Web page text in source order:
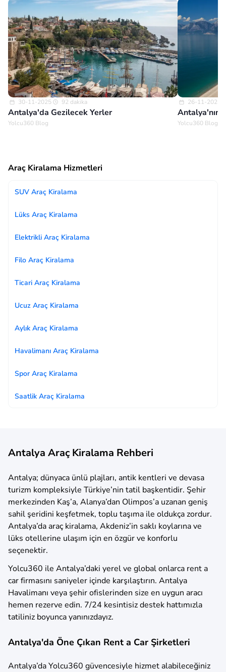
30-11-2025 92 dakika
Antalya'da Gezilecek Yerler
Yolcu360 Blog
26-11-2025
Antalya'nın
Yolcu360 Blog
Araç Kiralama Hizmetleri
SUV Araç Kiralama
Lüks Araç Kiralama
Elektrikli Araç Kiralama
Filo Araç Kiralama
Ticari Araç Kiralama
Ucuz Araç Kiralama
Aylık Araç Kiralama
Havalimanı Araç Kiralama
Spor Araç Kiralama
Saatlik Araç Kiralama
Antalya Araç Kiralama Rehberi
Antalya; dünyaca ünlü plajları, antik kentleri ve devasa
turizm kompleksiyle Türkiye’nin tatil başkentidir. Şehir
merkezinden Kaş’a, Alanya’dan Olimpos’a uzanan geniş
sahil şeridini keşfetmek, toplu taşıma ile oldukça zordur.
Antalya’da araç kiralama, Akdeniz’in saklı koylarına ve
lüks otellerine ulaşım için en özgür ve konforlu
seçenektir.
Yolcu360 ile Antalya’daki yerel ve global onlarca rent a
car firmasını saniyeler içinde karşılaştırın. Antalya
Havalimanı veya şehir ofislerinden size en uygun aracı
hemen rezerve edin. 7/24 kesintisiz destek hattımızla
tatiliniz boyunca yanınızdayız.
Antalya'da Öne Çıkan Rent a Car Şirketleri
Antalya’da Yolcu360 güvencesiyle hizmet alabileceğiniz